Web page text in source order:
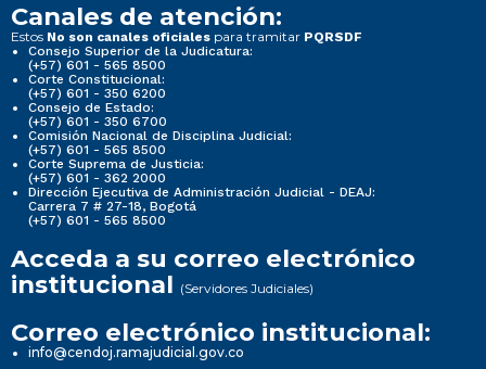
Canales de atención:
Estos No son canales oficiales para tramitar PQRSDF
Consejo Superior de la Judicatura:
(+57) 601 - 565 8500
Corte Constitucional:
(+57) 601 - 350 6200
Consejo de Estado:
(+57) 601 - 350 6700
Comisión Nacional de Disciplina Judicial:
(+57) 601 - 565 8500
Corte Suprema de Justicia:
(+57) 601 - 362 2000
Dirección Ejecutiva de Administración Judicial - DEAJ:
Carrera 7 # 27-18, Bogotá
(+57) 601 - 565 8500
Acceda a su correo electrónico
institucional (Servidores Judiciales)
Correo electrónico institucional:
info@cendoj.ramajudicial.gov.co